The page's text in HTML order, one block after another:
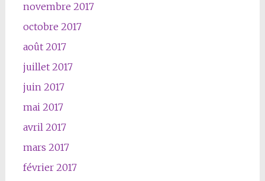
novembre 2017
octobre 2017
août 2017
juillet 2017
juin 2017
mai 2017
avril 2017
mars 2017
février 2017